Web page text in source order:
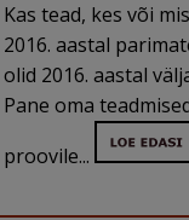
Kas tead, kes või
2016. aastal
olid 2016. aastal
Pane oma
proovile...